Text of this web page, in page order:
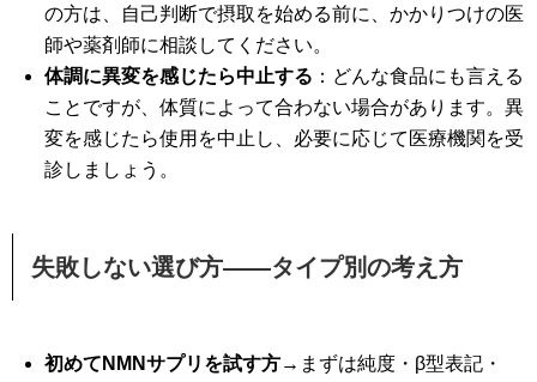
の方は、自己判断で摂取を始める前に、かかりつけの医
師や薬剤師に相談してください。
体調に異変を感じたら中止する ：どんな食品にも言える
ことですが、体質によって合わない場合があります。異
変を感じたら使用を中止し、必要に応じて医療機関を受
診しましょう。
失敗しない選び方——タイプ別の考え方
初めてNMNサプリを試す方→まずは純度・β型表記・